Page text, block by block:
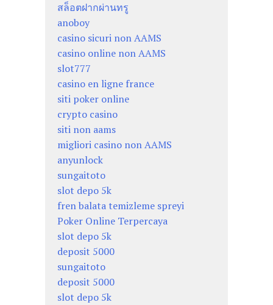
สล็อตฝากผ่านทรู
anoboy
casino sicuri non AAMS
casino online non AAMS
slot777
casino en ligne france
siti poker online
crypto casino
siti non aams
migliori casino non AAMS
anyunlock
sungaitoto
slot depo 5k
fren balata temizleme spreyi
Poker Online Terpercaya
slot depo 5k
deposit 5000
sungaitoto
deposit 5000
slot depo 5k